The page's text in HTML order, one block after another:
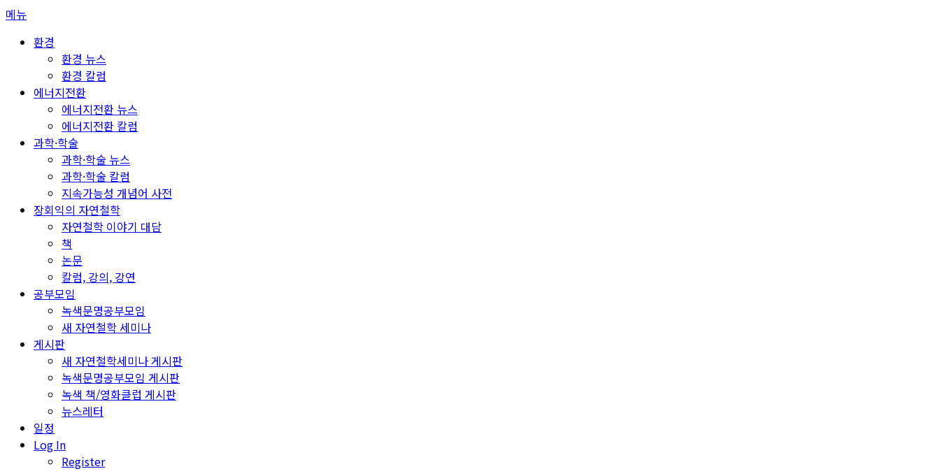
콘
메뉴
환경
환경 뉴스
환경 칼럼
에너지전환
에너지전환 뉴스
에너지전환 칼럼
과학·학술
과학·학술 뉴스
과학·학술 칼럼
지속가능성 개념어 사전
장회익의 자연철학
자연철학 이야기 대담
책
논문
칼럼, 강의, 강연
공부모임
녹색문명공부모임
새 자연철학 세미나
게시판
새 자연철학세미나 게시판
녹색문명공부모임 게시판
녹색 책/영화클럽 게시판
뉴스레터
일정
Log In
Register